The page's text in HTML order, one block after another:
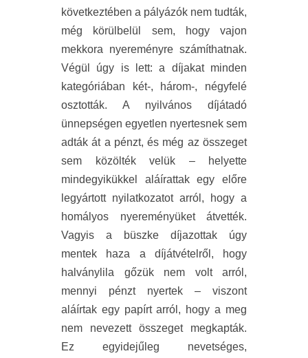
következtében a pályázók nem tudták,
még körülbelül sem, hogy vajon
mekkora nyereményre számíthatnak.
Végül úgy is lett: a díjakat minden
kategóriában két-, három-, négyfelé
osztották. A nyilvános díjátadó
ünnepségen egyetlen nyertesnek sem
adták át a pénzt, és még az összeget
sem közölték velük – helyette
mindegyikükkel aláírattak egy előre
legyártott nyilatkozatot arról, hogy a
homályos nyereményüket átvették.
Vagyis a büszke díjazottak úgy
mentek haza a díjátvételről, hogy
halványlila gőzük nem volt arról,
mennyi pénzt nyertek – viszont
aláírtak egy papírt arról, hogy a meg
nem nevezett összeget megkapták.
Ez egyidejűleg nevetséges,